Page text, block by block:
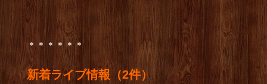
＊＊＊＊＊＊
新着ライブ情報（2件）